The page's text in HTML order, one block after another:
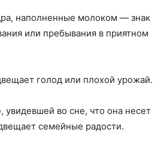
наполненные молоком — знак
или пребывания в приятном
голод или плохой урожай.
во сне, что она несет
семейные радости.